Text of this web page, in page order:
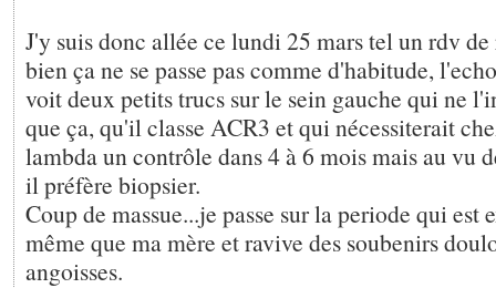
J'y suis donc allée ce lundi 25 mars tel un rdv
bien ça ne se passe pas comme d'habitude,
voit deux petits trucs sur le sein gauche qui ne
que ça, qu'il classe ACR3 et qui nécessiterait
lambda un contrôle dans 4 à 6 mois mais au vu
il préfère biopsier.
Coup de massue...je passe sur la periode qui est
même que ma mère et ravive des soubenirs
angoisses.